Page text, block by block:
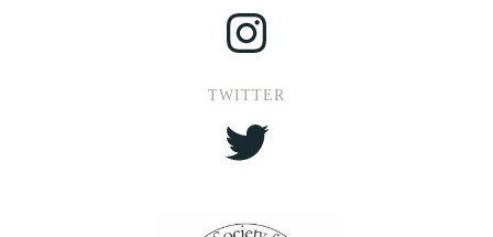
Instagram
TWITTER
Twitter